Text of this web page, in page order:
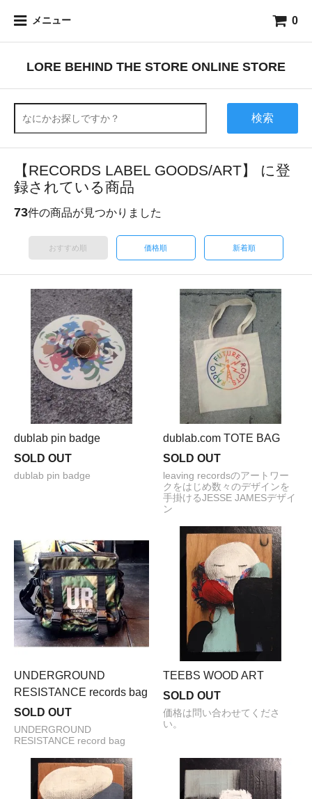
メニュー 0
LORE BEHIND THE STORE ONLINE STORE
検索
【RECORDS LABEL GOODS/ART】 に登
録されている商品
73件の商品が見つかりました
おすすめ順 価格順 新着順
dublab pin badge
SOLD OUT
dublab pin badge
dublab.com TOTE BAG
SOLD OUT
leaving recordsのアートワー
クをはじめ数々のデザインを
手掛けるJESSE JAMESデザイ
ン
UNDERGROUND
RESISTANCE records bag
SOLD OUT
UNDERGROUND
RESISTANCE record bag
TEEBS WOOD ART
SOLD OUT
価格は問い合わせてくださ
い。